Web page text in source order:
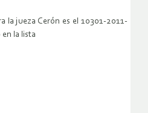
la jueza Cerón es el 10301-2011-
la lista